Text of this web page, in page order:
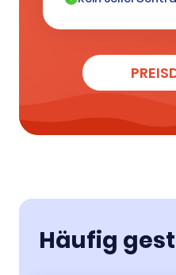
Häufig